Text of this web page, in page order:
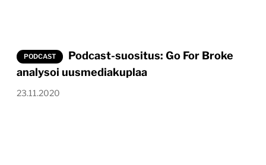
PODCAST
Podcast-suositus: Go For Broke
analysoi uusmediakuplaa
23.11.2020